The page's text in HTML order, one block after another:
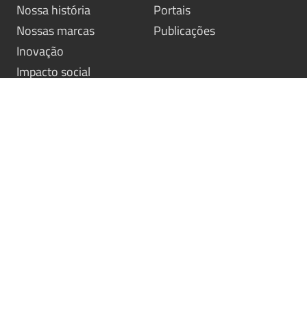
Nossa história
Nossas marcas
Inovação
Impacto social
Portais
Publicações